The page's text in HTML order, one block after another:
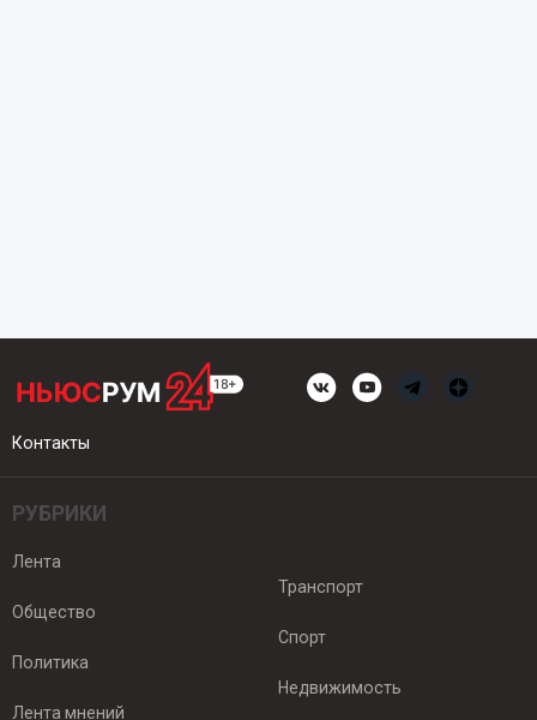
Контакты
РУБРИКИ
Лента
Общество
Политика
Лента мнений
Транспорт
Спорт
Недвижимость